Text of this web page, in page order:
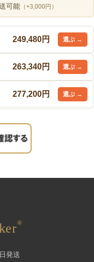
可能 （+3,000円）
249,480円
263,340円
277,200円
®
発送